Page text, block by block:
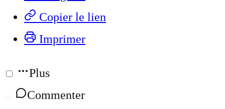
Copier le lien
Imprimer
Plus
Commenter